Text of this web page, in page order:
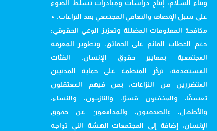
وبناء السلام: إنتاج دراسات ومبادرات تسلط الضوء
على سبل الإنصاف والتعافي المجتمعي بعد النزاعات. •
مكافحة المعلومات المضللة وتعزيز الوعي الحقوقي:
دعم الخطاب القائم على الحقائق، وتطوير المعرفة
المجتمعية بمعايير حقوق الإنسان. الفئات
المستهدفة: تركّز المنظمة على حماية المدنيين
المتضررين من النزاعات، بمن فيهم المعتقلون
تعسفًا، والمخفيون قسرًا، والنازحون، والنساء،
والأطفال، والصحفيون، والمدافعون عن حقوق
الإنسان، إضافة إلى المجتمعات الهشة التي تواجه